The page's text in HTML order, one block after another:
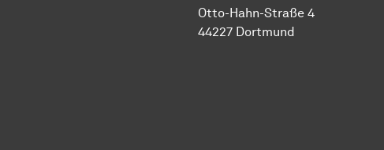
Otto-Hahn-Straße 4
44227 Dortmund